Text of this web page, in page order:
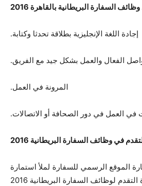
السفارة البريطانية بالقاهرة 2016
إجادة اللغة الإنجليزية بطلاقة تحدثا وكتابة.
الفعال والعمل بشكل جيد مع الفريق.
المرونة في العمل.
في وظائف السفارة البريطانية 2016
الموقع الرسمي للسفارة لملأ استمارة
التقدم من هنا استمارة التقدم لوظائف السفارة البريطانية 2016